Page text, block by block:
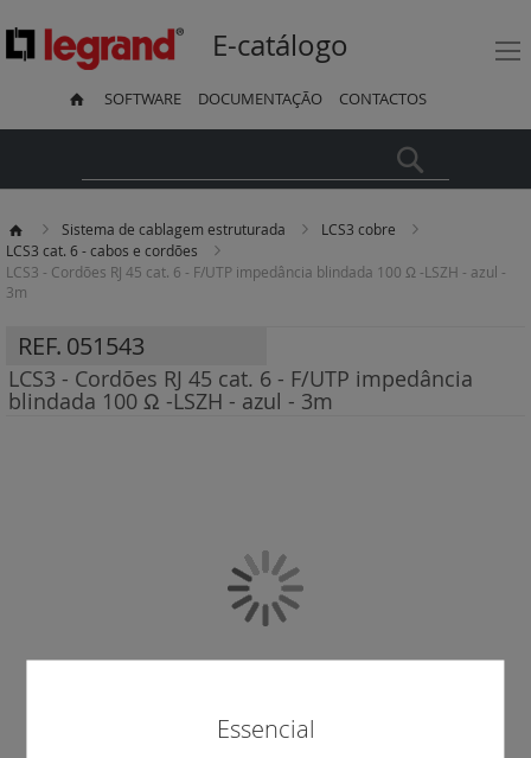
E-catálogo
SOFTWARE DOCUMENTAÇÃO CONTACTOS
Sistema de cablagem estruturada
LCS3 cobre
LCS3 cat. 6 - cabos e cordões
LCS3 - Cordões RJ 45 cat. 6 - F/UTP impedância blindada 100 Ω -LSZH - azul -
3m
REF. 051543
LCS3 - Cordões RJ 45 cat. 6 - F/UTP impedância
blindada 100 Ω -LSZH - azul - 3m
Essencial